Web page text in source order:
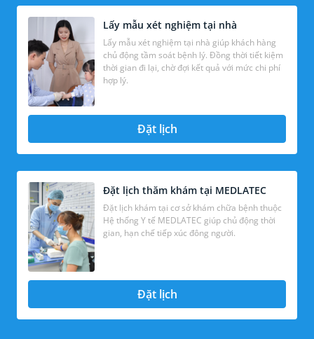
Lấy mẫu xét nghiệm tại nhà
Lấy mẫu xét nghiệm tại nhà giúp khách hàng
chủ động tầm soát bệnh lý. Đồng thời tiết kiệm
thời gian đi lại, chờ đợi kết quả với mức chi phí
hợp lý.
Đặt lịch
Đặt lịch thăm khám tại MEDLATEC
Đặt lịch khám tại cơ sở khám chữa bệnh thuộc
Hệ thống Y tế MEDLATEC giúp chủ động thời
gian, hạn chế tiếp xúc đông người.
Đặt lịch